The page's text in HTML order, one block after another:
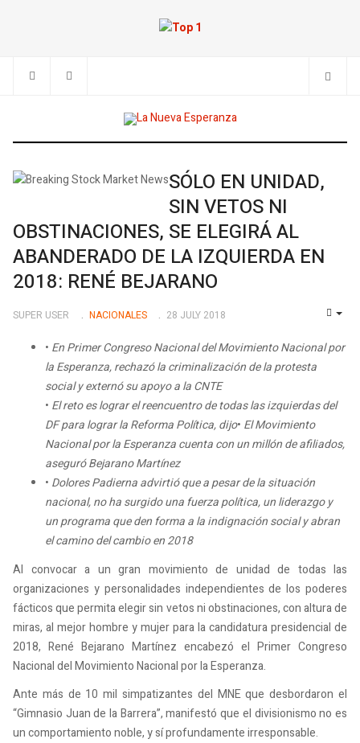
SÓLO EN UNIDAD,
SIN VETOS NI
OBSTINACIONES, SE ELEGIRÁ AL
ABANDERADO DE LA IZQUIERDA EN
2018: RENÉ BEJARANO
SUPER USER NACIONALES 28 JULY 2018
• En Primer Congreso Nacional del Movimiento Nacional por
la Esperanza, rechazó la criminalización de la protesta
social y externó su apoyo a la CNTE
• El reto es lograr el reencuentro de todas las izquierdas del
DF para lograr la Reforma Política, dijo• El Movimiento
Nacional por la Esperanza cuenta con un millón de afiliados,
aseguró Bejarano Martínez
• Dolores Padierna advirtió que a pesar de la situación
nacional, no ha surgido una fuerza política, un liderazgo y
un programa que den forma a la indignación social y abran
el camino del cambio en 2018
Al convocar a un gran movimiento de unidad de todas las
organizaciones y personalidades independientes de los poderes
fácticos que permita elegir sin vetos ni obstinaciones, con altura de
miras, al mejor hombre y mujer para la candidatura presidencial de
2018, René Bejarano Martínez encabezó el Primer Congreso
Nacional del Movimiento Nacional por la Esperanza.
Ante más de 10 mil simpatizantes del MNE que desbordaron el
“Gimnasio Juan de la Barrera”, manifestó que el divisionismo no es
un comportamiento noble, y sí profundamente irresponsable.